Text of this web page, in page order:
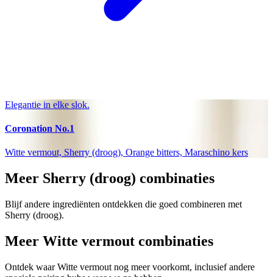
Elegantie in elke slok.
Coronation No.1
Witte vermout, Sherry (droog), Orange bitters, Maraschino kers
Meer Sherry (droog) combinaties
Blijf andere ingrediënten ontdekken die goed combineren met
Sherry (droog).
Meer Witte vermout combinaties
Ontdek waar Witte vermout nog meer voorkomt, inclusief andere